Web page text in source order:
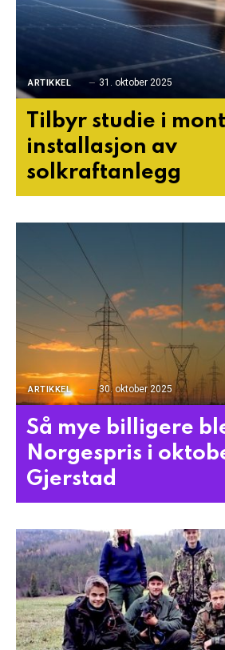
ARTIKKEL 31. oktober 2025
Tilbyr studie i
installasjon av
solkraftanlegg
ARTIKKEL 30. oktober 2025
Så mye billigere
Norgespris i
Gjerstad